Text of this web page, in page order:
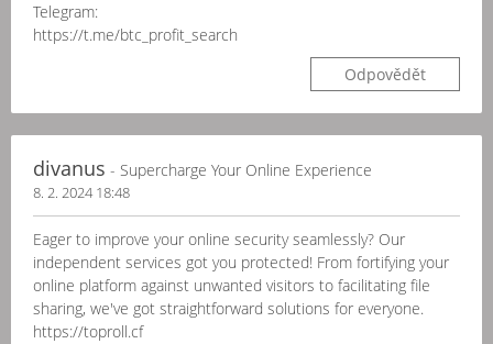
Telegram:
https://t.me/btc_profit_search
Odpovědět
divanus - Supercharge Your Online Experience
8. 2. 2024 18:48
Eager to improve your online security seamlessly? Our
independent services got you protected! From fortifying your
online platform against unwanted visitors to facilitating file
sharing, we've got straightforward solutions for everyone.
https://toproll.cf